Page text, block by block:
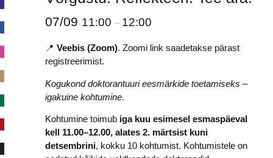
07/09 11:00 – 12:00
📍 Veebis (Zoom). Zoomi link saadetakse pärast
registreerimist.
Kogukond doktorantuuri eesmärkide toetamiseks –
igakuine kohtumine.
Kohtumine toimub iga kuu esimesel esmaspäeval
kell 11.00–12.00, alates 2. märtsist kuni
detsembrini, kokku 10 kohtumist. Kohtumistele on